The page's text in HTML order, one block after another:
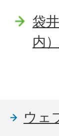
袋
内）
ウェ